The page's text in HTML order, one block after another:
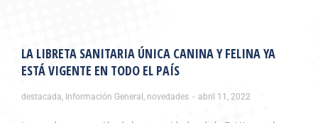
LA LIBRETA SANITARIA ÚNICA CANINA Y FELINA YA
ESTÁ VIGENTE EN TODO EL PAÍS
destacada, Información General , novedades abril 11, 2022